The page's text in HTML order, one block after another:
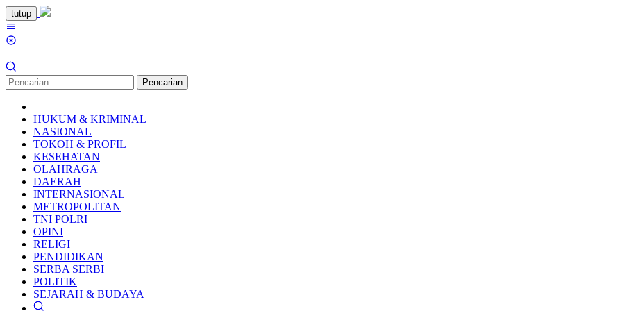
Loncat
ke
konten
tutup
Pencarian
HUKUM & KRIMINAL
NASIONAL
TOKOH & PROFIL
KESEHATAN
OLAHRAGA
DAERAH
INTERNASIONAL
METROPOLITAN
TNI POLRI
OPINI
RELIGI
PENDIDIKAN
SERBA SERBI
POLITIK
SEJARAH & BUDAYA